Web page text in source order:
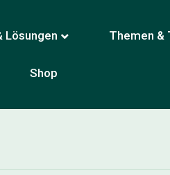
Lösungen Themen &
Shop